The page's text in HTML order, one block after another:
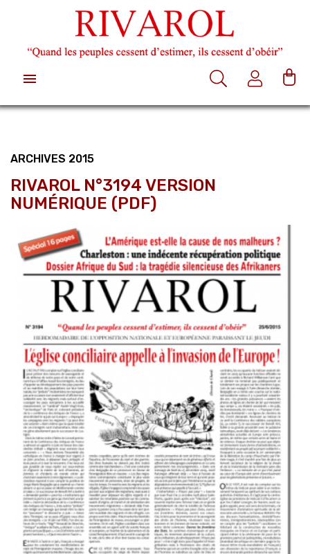

ARCHIVES 2015
RIVAROL N°3194 VERSION
NUMÉRIQUE (PDF)